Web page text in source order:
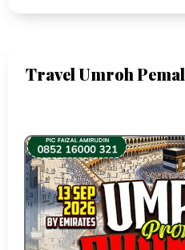
Travel Umroh